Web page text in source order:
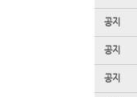
공지
공지
공지